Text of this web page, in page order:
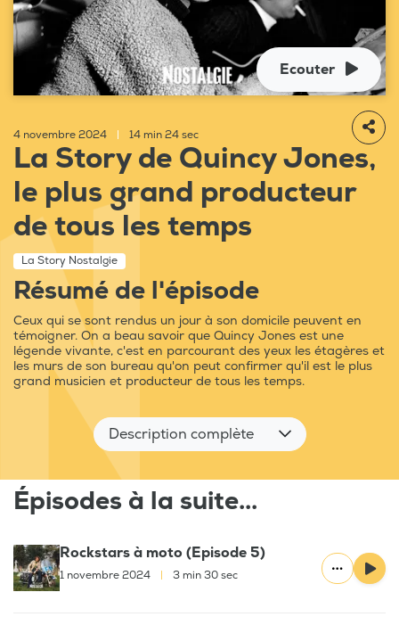
Ecouter
4 novembre 2024 14 min 24 sec
La Story de Quincy Jones,
le plus grand producteur
de tous les temps
La Story Nostalgie
Résumé de l'épisode
Ceux qui se sont rendus un jour à son domicile peuvent en
témoigner. On a beau savoir que Quincy Jones est une
légende vivante, c'est en parcourant des yeux les étagères et
les murs de son bureau qu'on peut confirmer qu'il est le plus
grand musicien et producteur de tous les temps.
Description complète
Épisodes à la suite...
Rockstars à moto (Episode 5)
1 novembre 2024 3 min 30 sec